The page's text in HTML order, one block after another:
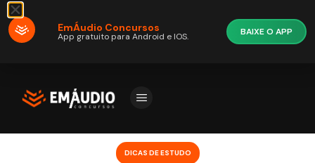
DICAS DE ESTUDO
EmÁudio Concursos
App gratuito para Android e IOS. BAIXE O APP